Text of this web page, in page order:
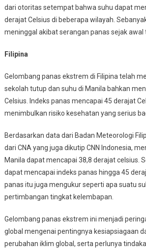
dari otoritas setempat bahwa suhu dapat
derajat Celsius di beberapa wilayah.
meninggal akibat serangan panas sejak awal
Filipina
Gelombang panas ekstrem di Filipina telah
sekolah tutup dan suhu di Manila bahkan
Celsius. Indeks panas mencapai 45 derajat
menimbulkan risiko kesehatan yang serius
Berdasarkan data dari Badan Meteorologi
dari CNA yang juga dikutip CNN Indonesia,
Manila dapat mencapai 38,8 derajat celsius.
dapat mencapai indeks panas hingga 45
panas itu juga mengukur seperti apa suatu
pertimbangan tingkat kelembapan.
Gelombang panas ekstrem ini menjadi
global mengenai pentingnya kesiapsiagaan
perubahan iklim global, serta perlunya